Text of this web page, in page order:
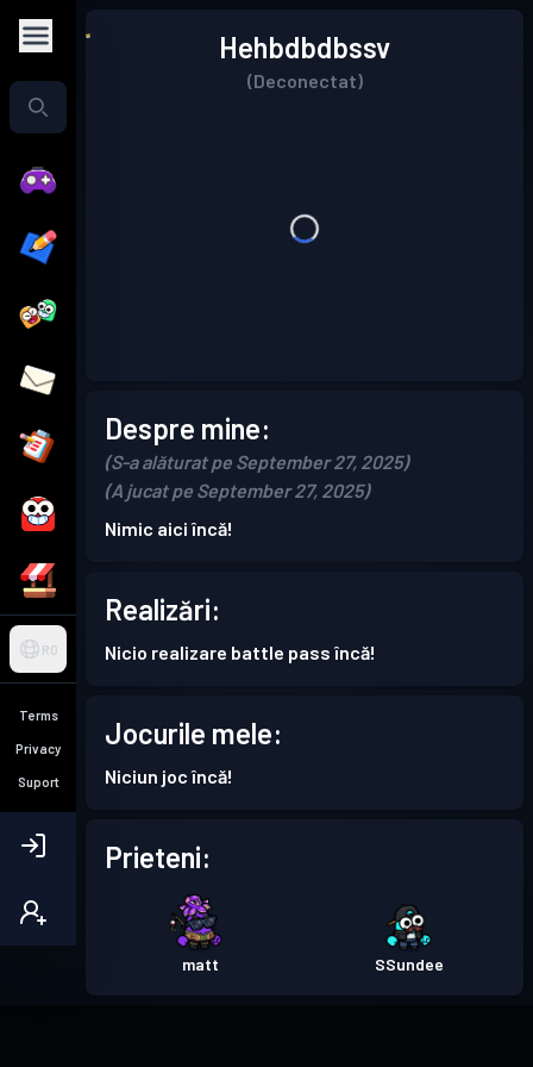
RO
Terms
Privacy
Suport
Hehbdbdbssv
(Deconectat)
Despre mine:
(S-a alăturat pe September 27, 2025)
(A jucat pe September 27, 2025)
Nimic aici încă!
Realizări:
Nicio realizare battle pass încă!
Jocurile mele:
Niciun joc încă!
Prieteni:
matt SSundee